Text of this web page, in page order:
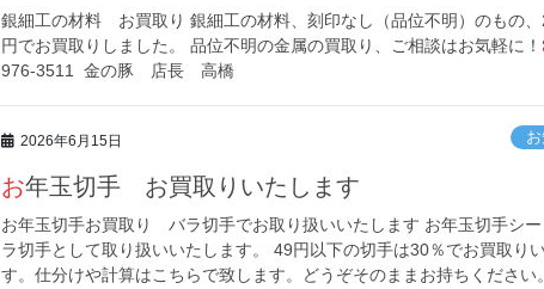
銀細工の材料 お買取り 銀細工の材料、刻印なし（品位不明）のもの
円でお買取りしました。 品位不明の金属の買取り、ご相談はお気軽に！
976-3511 金の豚 店長 高橋
2026年6月15日
お年玉切手 お買取りいたします
お年玉切手お買取り バラ切手でお取り扱いいたします お年玉切手シ
ラ切手として取り扱いいたします。 49円以下の切手は30％でお買取り
す。仕分けや計算はこちらで致します。どうぞそのままお持ちください